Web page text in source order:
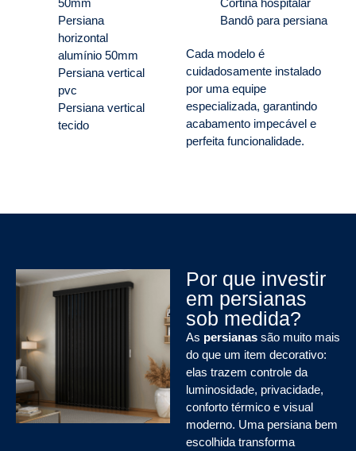
50mm
Persiana
horizontal
alumínio 50mm
Persiana vertical
pvc
Persiana vertical
tecido
Cortina hospitalar
Bandô para persiana
Cada modelo é
cuidadosamente instalado
por uma equipe
especializada, garantindo
acabamento impecável e
perfeita funcionalidade.
Por que investir
em persianas
sob medida?
As persianas são muito mais
do que um item decorativo:
elas trazem controle da
luminosidade, privacidade,
conforto térmico e visual
moderno. Uma persiana bem
escolhida transforma